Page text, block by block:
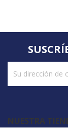
NUESTRA